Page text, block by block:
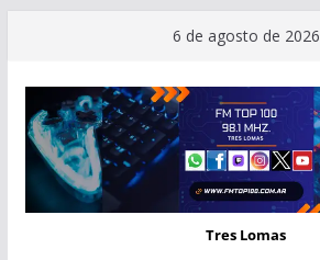
contenido
6 de agosto de 2026
Tres Lomas